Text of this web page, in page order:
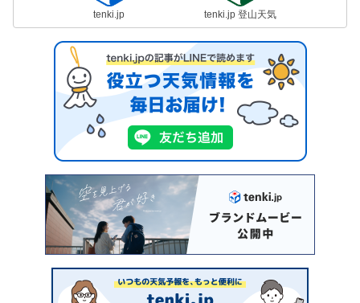
tenki.jp tenki.jp 登山天気